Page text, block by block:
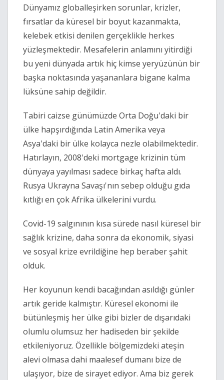
Dünyamız globalleşirken sorunlar, krizler,
fırsatlar da küresel bir boyut kazanmakta,
kelebek etkisi denilen gerçeklikle herkes
yüzleşmektedir. Mesafelerin anlamını yitirdiği
bu yeni dünyada artık hiç kimse yeryüzünün bir
başka noktasında yaşananlara bigane kalma
lüksüne sahip değildir.
Tabiri caizse günümüzde Orta Doğu'daki bir
ülke hapşırdığında Latin Amerika veya
Asya'daki bir ülke kolayca nezle olabilmektedir.
Hatırlayın, 2008'deki mortgage krizinin tüm
dünyaya yayılması sadece birkaç hafta aldı.
Rusya Ukrayna Savaşı'nın sebep olduğu gıda
kıtlığı en çok Afrika ülkelerini vurdu.
Covid-19 salgınının kısa sürede nasıl küresel bir
sağlık krizine, daha sonra da ekonomik, siyasi
ve sosyal krize evrildiğine hep beraber şahit
olduk.
Her koyunun kendi bacağından asıldığı günler
artık geride kalmıştır. Küresel ekonomi ile
bütünleşmiş her ülke gibi bizler de dışarıdaki
olumlu olumsuz her hadiseden bir şekilde
etkileniyoruz. Özellikle bölgemizdeki ateşin
alevi olmasa dahi maalesef dumanı bize de
ulaşıyor, bize de sirayet ediyor. Ama biz gerek